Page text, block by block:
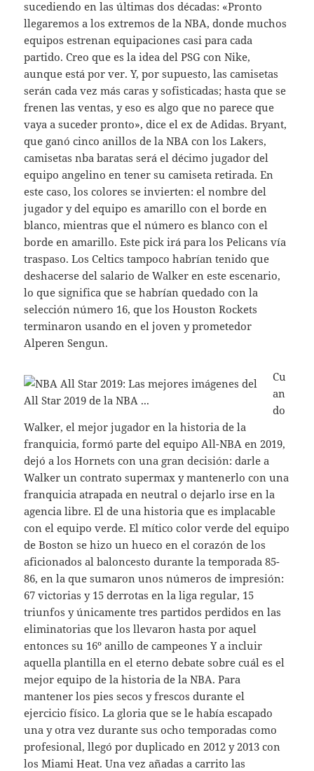
sucediendo en las últimas dos décadas: «Pronto
llegaremos a los extremos de la NBA, donde muchos
equipos estrenan equipaciones casi para cada
partido. Creo que es la idea del PSG con Nike,
aunque está por ver. Y, por supuesto, las camisetas
serán cada vez más caras y sofisticadas; hasta que se
frenen las ventas, y eso es algo que no parece que
vaya a suceder pronto», dice el ex de Adidas. Bryant,
que ganó cinco anillos de la NBA con los Lakers,
camisetas nba baratas será el décimo jugador del
equipo angelino en tener su camiseta retirada. En
este caso, los colores se invierten: el nombre del
jugador y del equipo es amarillo con el borde en
blanco, mientras que el número es blanco con el
borde en amarillo. Este pick irá para los Pelicans vía
traspaso. Los Celtics tampoco habrían tenido que
deshacerse del salario de Walker en este escenario,
lo que significa que se habrían quedado con la
selección número 16, que los Houston Rockets
terminaron usando en el joven y prometedor
Alperen Sengun.
Cu
an
do
Walker, el mejor jugador en la historia de la
franquicia, formó parte del equipo All-NBA en 2019,
dejó a los Hornets con una gran decisión: darle a
Walker un contrato supermax y mantenerlo con una
franquicia atrapada en neutral o dejarlo irse en la
agencia libre. El de una historia que es implacable
con el equipo verde. El mítico color verde del equipo
de Boston se hizo un hueco en el corazón de los
aficionados al baloncesto durante la temporada 85-
86, en la que sumaron unos números de impresión:
67 victorias y 15 derrotas en la liga regular, 15
triunfos y únicamente tres partidos perdidos en las
eliminatorias que los llevaron hasta por aquel
entonces su 16º anillo de campeones Y a incluir
aquella plantilla en el eterno debate sobre cuál es el
mejor equipo de la historia de la NBA. Para
mantener los pies secos y frescos durante el
ejercicio físico. La gloria que se le había escapado
una y otra vez durante sus ocho temporadas como
profesional, llegó por duplicado en 2012 y 2013 con
los Miami Heat. Una vez añadas a carrito las